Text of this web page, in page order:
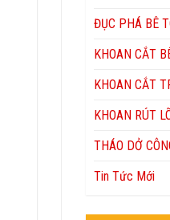
ĐỤC PHÁ BÊ
KHOAN CẮT
KHOAN CẮT
KHOAN RÚT
THÁO DỞ
Tin Tức Mới